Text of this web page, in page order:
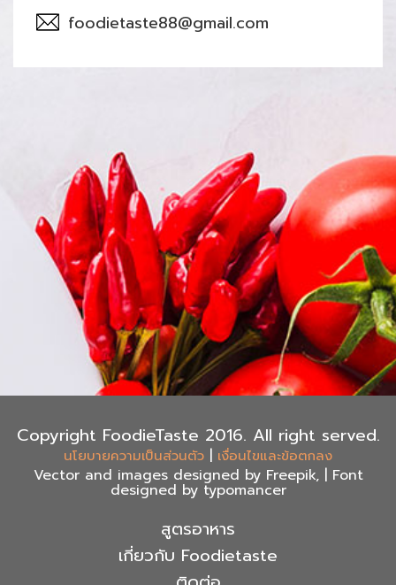
foodietaste88@gmail.com
Copyright FoodieTaste 2016. All right served.
นโยบายความเป็นส่วนตัว | เงื่อนไขและข้อตกลง
Vector and images designed by Freepik, | Font
designed by typomancer
สูตรอาหาร
เกี่ยวกับ Foodietaste